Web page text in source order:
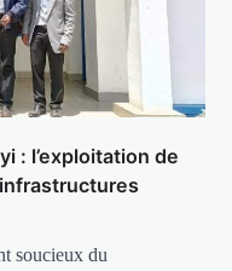
: l’exploitation de
soucieux du